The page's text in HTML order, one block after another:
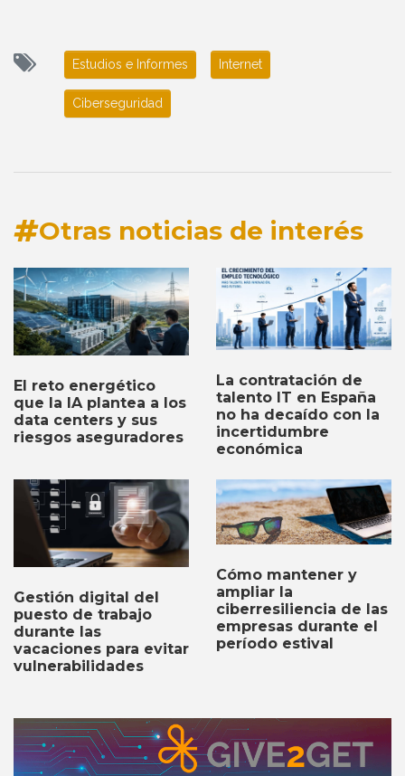
Estudios e Informes Internet
Ciberseguridad
Otras noticias de interés
El reto energético
que la IA plantea a los
data centers y sus
riesgos aseguradores
La contratación de
talento IT en España
no ha decaído con la
incertidumbre
económica
Gestión digital del
puesto de trabajo
durante las
vacaciones para evitar
vulnerabilidades
Cómo mantener y
ampliar la
ciberresiliencia de las
empresas durante el
período estival